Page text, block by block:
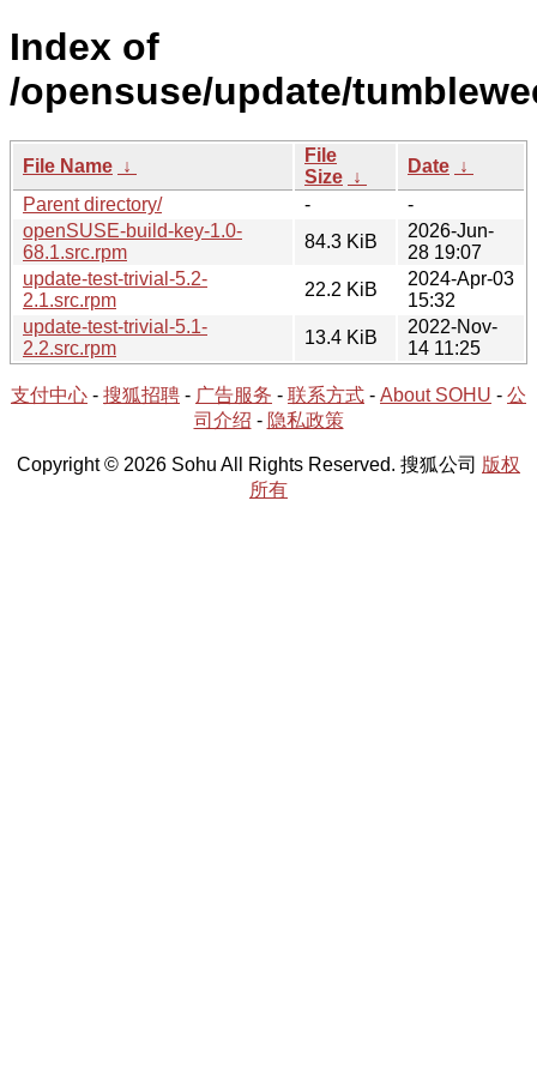
Index of
/opensuse/update/
File Name ↓
File
Size ↓
Date ↓
Parent directory/
-
-
openSUSE-build-key-1.0-
68.1.src.rpm
84.3 KiB
2026-Jun-
28 19:07
update-test-trivial-5.2-
2.1.src.rpm
22.2 KiB
2024-Apr-03
15:32
update-test-trivial-5.1-
2.2.src.rpm
13.4 KiB
2022-Nov-
14 11:25
支付中心 - 搜狐招聘 - 广告服务 - 联系方式 - About SOHU - 公
司介绍 - 隐私政策
Copyright © 2026 Sohu All Rights Reserved. 搜狐公司 版权
所有